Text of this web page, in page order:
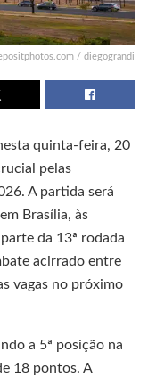
/ diegograndi
quinta-feira, 20
pelas
A partida será
Brasília, às
da 13ª rodada
acirrado entre
vagas no próximo
a 5ª posição na
18 pontos. A